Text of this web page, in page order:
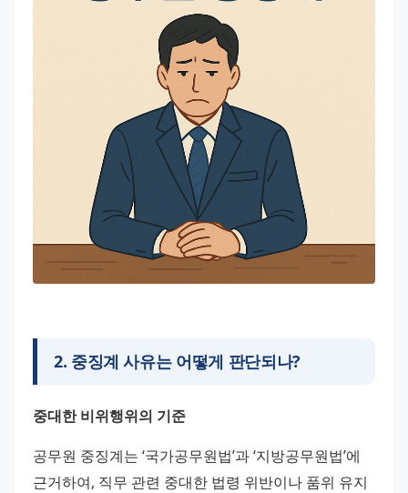
2. 중징계 사유는 어떻게 판단되나?
중대한 비위행위의 기준
공무원 중징계는 ‘국가공무원법’과 ‘지방공무원법’에
근거하여, 직무 관련 중대한 법령 위반이나 품위 유지